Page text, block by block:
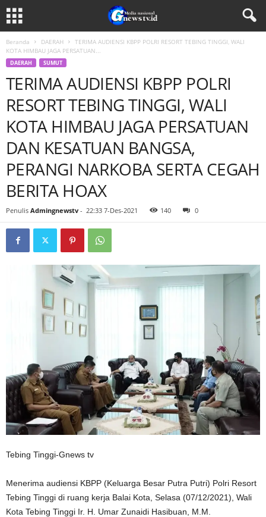
Beranda DAERAH
TERIMA AUDIENSI KBPP POLRI RESORT TEBING TINGGI, WALI
KOTA HIMBAU JAGA PERSATUAN...
DAERAH SUMUT
TERIMA AUDIENSI KBPP POLRI
RESORT TEBING TINGGI, WALI
KOTA HIMBAU JAGA PERSATUAN
DAN KESATUAN BANGSA,
PERANGI NARKOBA SERTA CEGAH
BERITA HOAX
Penulis Admingnewstv - 22:33 7-Des-2021 140 0
Tebing Tinggi-Gnews tv
Menerima audiensi KBPP (Keluarga Besar Putra Putri) Polri Resort
Tebing Tinggi di ruang kerja Balai Kota, Selasa (07/12/2021), Wali
Kota Tebing Tinggi Ir. H. Umar Zunaidi Hasibuan, M.M.